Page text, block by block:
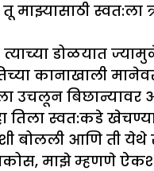
स्वत:ला
डोळयात
कानाखाली
उचलून
स्वत:कडे
बोलली आणि ती
माझे म्हणणे